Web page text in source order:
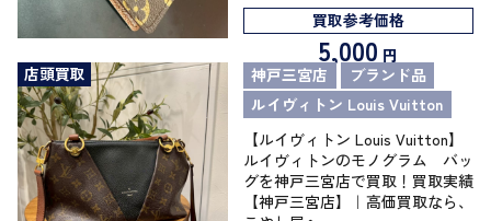
買取参考価格
5,000 円
店頭買取
神戸三宮店
ブランド品
ルイヴィトン Louis Vuitton
【ルイヴィトン Louis Vuitton】
ルイヴィトンのモノグラム バッ
グを神戸三宮店で買取！買取実績
【神戸三宮店】｜高価買取なら、